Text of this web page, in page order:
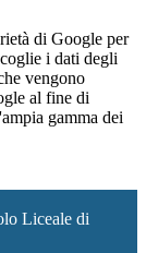
di Google per
i dati degli
vengono
al fine di
gamma dei
Liceale di